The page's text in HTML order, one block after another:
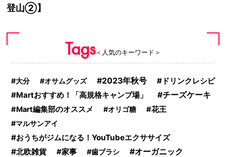
登山②】
Tags＜人気のキーワード＞
大分 オサムグッズ 2023年秋号
ドリンクレシピ
Martおすすめ！「高規格キャンプ場」
チーズケーキ
Mart編集部のオススメ オリゴ糖 花王
マルサンアイ
おうちがジムになる！YouTubeエクササイズ
北欧雑貨
家事 歯ブラシ オーガニック